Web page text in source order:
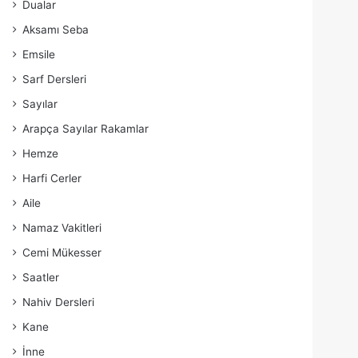
Dualar
Aksamı Seba
Emsile
Sarf Dersleri
Sayılar
Arapça Sayılar Rakamlar
Hemze
Harfi Cerler
Aile
Namaz Vakitleri
Cemi Mükesser
Saatler
Nahiv Dersleri
Kane
İnne